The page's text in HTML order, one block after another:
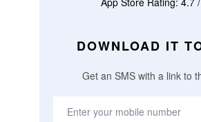
DOWNLOAD IT
Get an SMS with a link to